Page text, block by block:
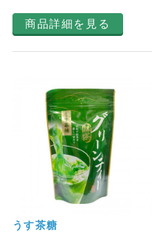
商品詳細を見る
うす茶糖